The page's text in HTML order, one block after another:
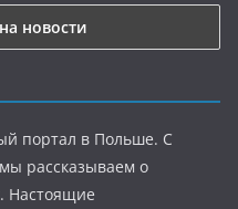
портал в Польше. С
рассказываем о
Настоящие